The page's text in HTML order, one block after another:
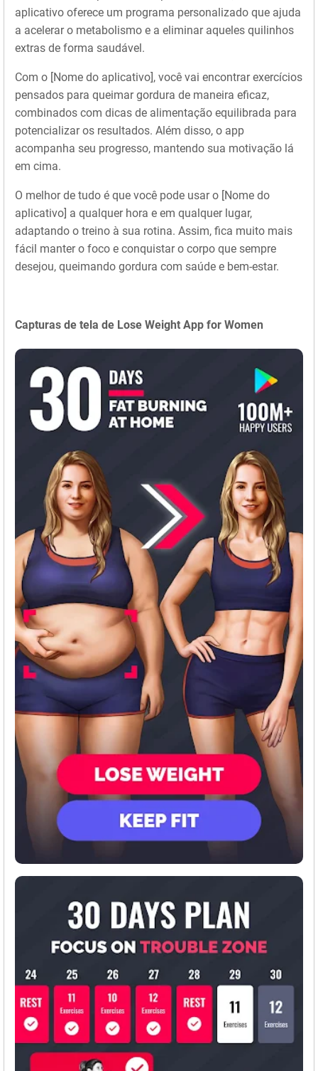
aplicativo oferece um programa personalizado que ajuda
a acelerar o metabolismo e a eliminar aqueles quilinhos
extras de forma saudável.
Com o [Nome do aplicativo], você vai encontrar exercícios
pensados para queimar gordura de maneira eficaz,
combinados com dicas de alimentação equilibrada para
potencializar os resultados. Além disso, o app
acompanha seu progresso, mantendo sua motivação lá
em cima.
O melhor de tudo é que você pode usar o [Nome do
aplicativo] a qualquer hora e em qualquer lugar,
adaptando o treino à sua rotina. Assim, fica muito mais
fácil manter o foco e conquistar o corpo que sempre
desejou, queimando gordura com saúde e bem-estar.
Capturas de tela de Lose Weight App for Women